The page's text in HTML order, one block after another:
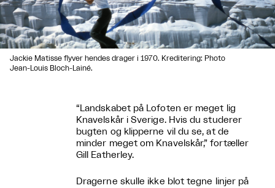
Jackie Matisse flyver hendes drager i 1970. Kreditering: Photo
Jean-Louis Bloch-Lainé.
“Landskabet på Lofoten er meget lig
Knavelskår i Sverige. Hvis du studerer
bugten og klipperne vil du se, at de
minder meget om Knavelskår,” fortæller
Gill Eatherley.
Dragerne skulle ikke blot tegne linjer på